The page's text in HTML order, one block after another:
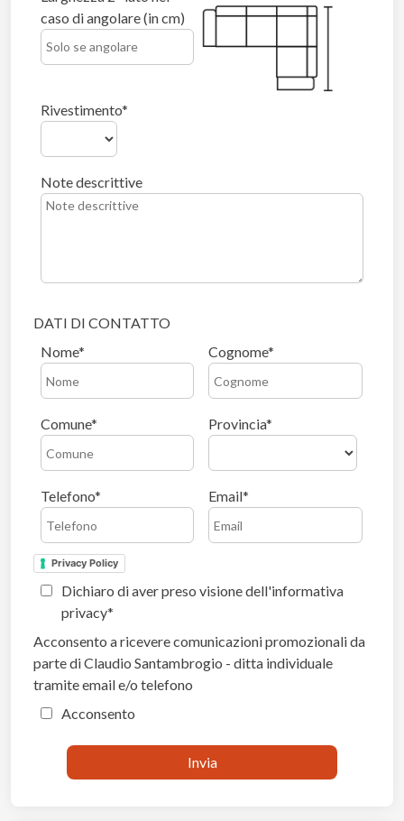
caso di angolare (in cm)
Rivestimento
Note descrittive
DATI DI CONTATTO
Nome
Cognome
Comune Provincia
Telefono Email
Privacy Policy
Dichiaro di aver preso visione dell'informativa
privacy
Acconsento a ricevere comunicazioni promozionali da
parte di Claudio Santambrogio - ditta individuale
tramite email e/o telefono
Acconsento